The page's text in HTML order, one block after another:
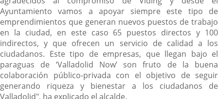
Ayuntamiento vamos a apoyar siempre este tipo de
emprendimientos que generan nuevos puestos de trabajo
en la ciudad, en este caso 65 puestos directos y 100
indirectos, y que ofrecen un servicio de calidad a los
ciudadanos. Este tipo de empresas, que llegan bajo el
paraguas de ‘Valladolid Now’ son fruto de la buena
colaboración público-privada con el objetivo de seguir
generando riqueza y bienestar a los ciudadanos de
Valladolid", ha explicado el alcalde.